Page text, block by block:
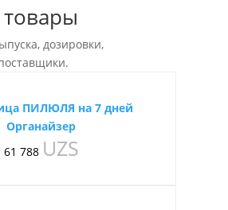
дозировки,
ПИЛЮЛЯ на 7 дней
Органайзер
61 788 UZS